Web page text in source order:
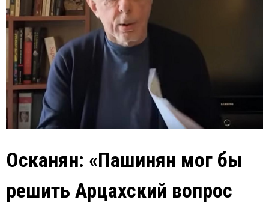
Осканян: «Пашинян мог бы
решить Арцахский вопрос